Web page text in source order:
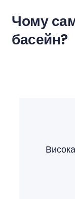
Чому
басейн?